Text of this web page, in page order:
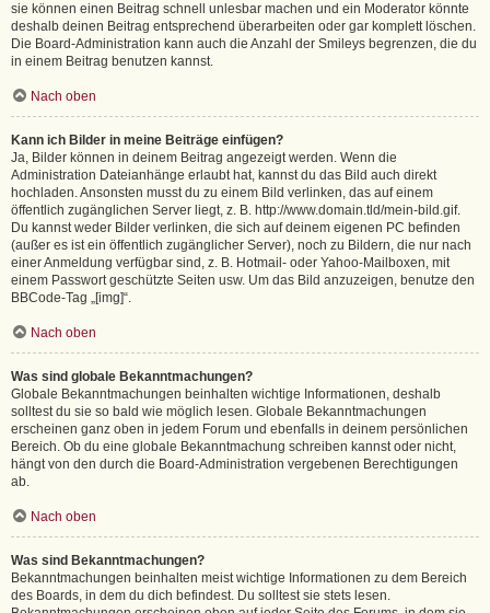
sie können einen Beitrag schnell unlesbar machen und ein Moderator könnte
deshalb deinen Beitrag entsprechend überarbeiten oder gar komplett löschen.
Die Board-Administration kann auch die Anzahl der Smileys begrenzen, die du
in einem Beitrag benutzen kannst.
Nach oben
Kann ich Bilder in meine Beiträge einfügen?
Ja, Bilder können in deinem Beitrag angezeigt werden. Wenn die
Administration Dateianhänge erlaubt hat, kannst du das Bild auch direkt
hochladen. Ansonsten musst du zu einem Bild verlinken, das auf einem
öffentlich zugänglichen Server liegt, z. B. http://www.domain.tld/mein-bild.gif.
Du kannst weder Bilder verlinken, die sich auf deinem eigenen PC befinden
(außer es ist ein öffentlich zugänglicher Server), noch zu Bildern, die nur nach
einer Anmeldung verfügbar sind, z. B. Hotmail- oder Yahoo-Mailboxen, mit
einem Passwort geschützte Seiten usw. Um das Bild anzuzeigen, benutze den
BBCode-Tag „[img]“.
Nach oben
Was sind globale Bekanntmachungen?
Globale Bekanntmachungen beinhalten wichtige Informationen, deshalb
solltest du sie so bald wie möglich lesen. Globale Bekanntmachungen
erscheinen ganz oben in jedem Forum und ebenfalls in deinem persönlichen
Bereich. Ob du eine globale Bekanntmachung schreiben kannst oder nicht,
hängt von den durch die Board-Administration vergebenen Berechtigungen
ab.
Nach oben
Was sind Bekanntmachungen?
Bekanntmachungen beinhalten meist wichtige Informationen zu dem Bereich
des Boards, in dem du dich befindest. Du solltest sie stets lesen.